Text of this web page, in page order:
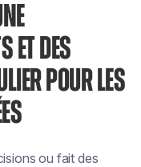
ET DES
POUR LES
ou fait des